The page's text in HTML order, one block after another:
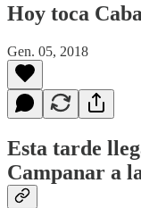
Hoy toca
Gen. 05, 2018
Esta tarde
Campanar a